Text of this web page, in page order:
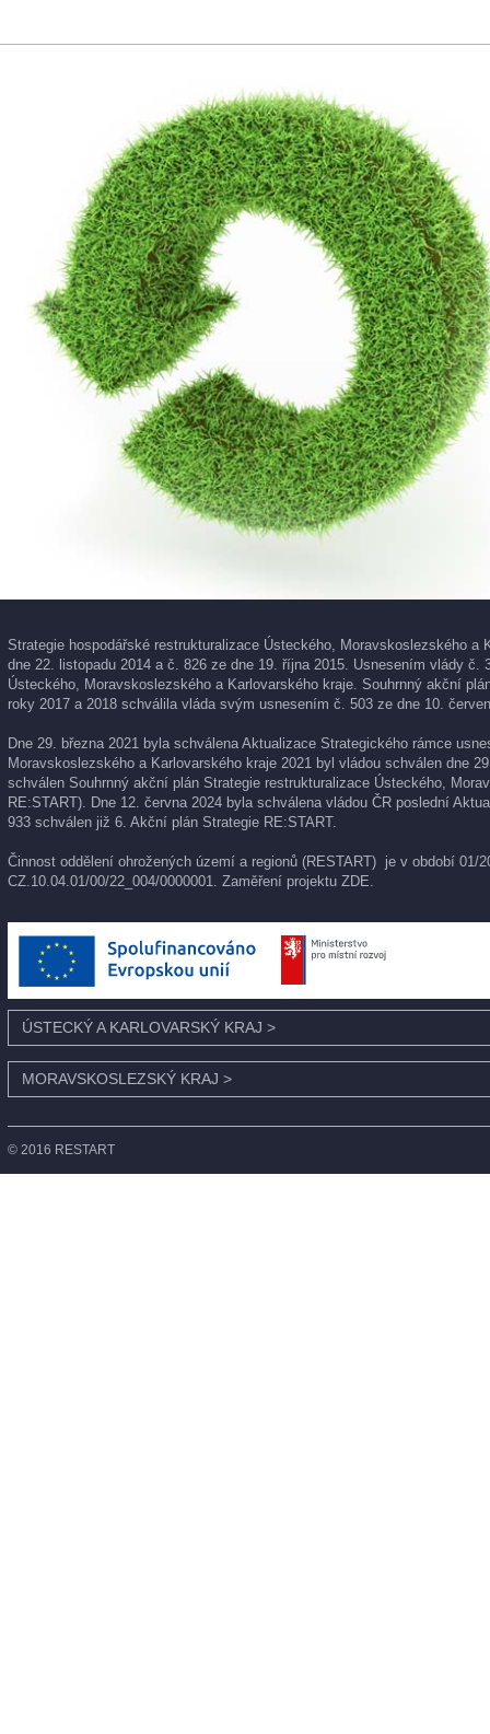
Strategie hospodářské restrukturalizace Ústeckého, Moravskoslezského
dne 22. listopadu 2014 a č. 826 ze dne 19. října 2015. Usnesením vlády
Ústeckého, Moravskoslezského a Karlovarského kraje. Souhrnný akční
roky 2017 a 2018 schválila vláda svým usnesením č. 503 ze dne 10.
Dne 29. března 2021 byla schválena Aktualizace Strategického rámce
Moravskoslezského a Karlovarského kraje 2021 byl vládou schválen dne
schválen Souhrnný akční plán Strategie restrukturalizace Ústeckého,
RE:START). Dne 12. června 2024 byla schválena vládou ČR poslední
933 schválen již 6. Akční plán Strategie RE:START.
Činnost oddělení ohrožených území a regionů (RESTART) je v období
CZ.10.04.01/00/22_004/0000001. Zaměření projektu ZDE
ÚSTECKÝ A KARLOVARSKÝ KRAJ >
MORAVSKOSLEZSKÝ KRAJ >
© 2016 RESTART